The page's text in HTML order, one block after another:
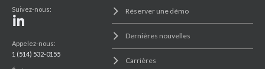
Suivez-nous:
Appelez-nous:
1 (514) 532-0155
Réserver une démo
Dernières nouvelles
Carrières